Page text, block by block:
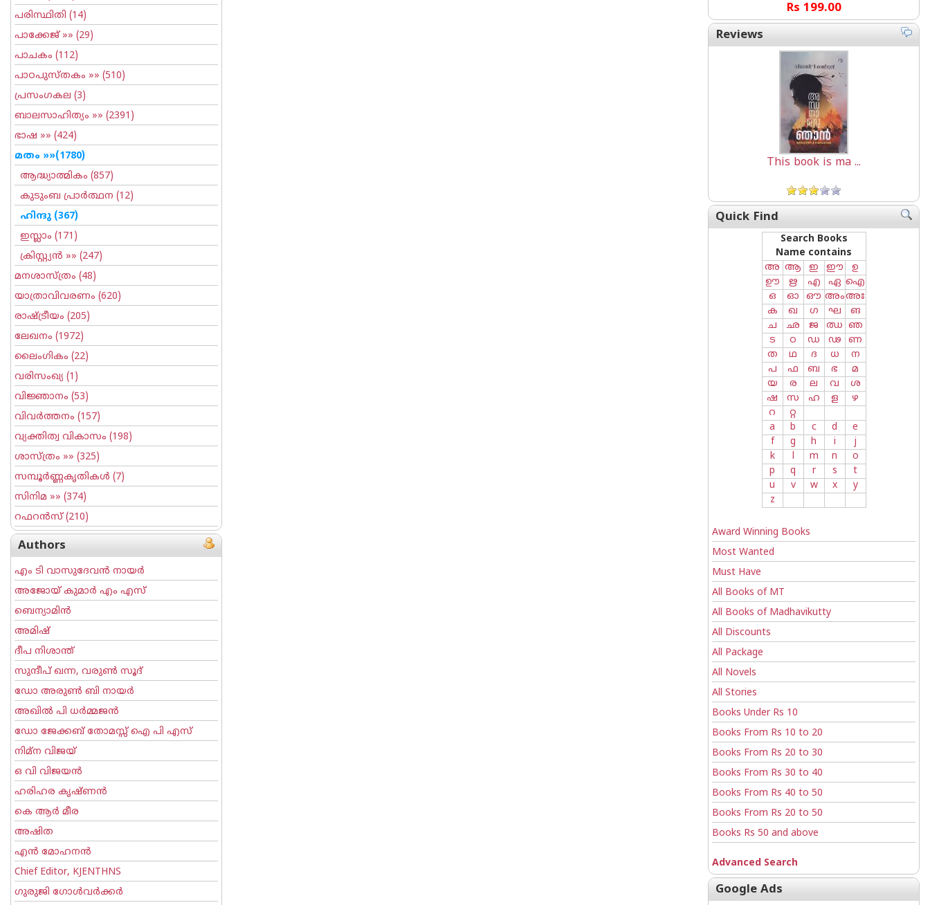
പരിസ്ഥിതി (14)
പാക്കേജ് »» (29)
പാചകം (112)
പാഠപുസ്തകം »» (510)
പ്രസംഗകല (3)
ബാലസാഹിത്യം »» (2391)
ഭാഷ »» (424)
മതം »»(1780)
ആദ്ധ്യാത്മികം (857)
കുടുംബ പ്രാര്‍ത്ഥന (12)
ഹിന്ദു (367)
ഇസ്ലാം (171)
ക്രിസ്റ്റ്യന്‍ »» (247)
മനശാസ്ത്രം (48)
യാത്രാവിവരണം (620)
രാഷ്ട്രീയം (205)
ലേഖനം (1972)
ലൈംഗികം (22)
വരിസംഖ്യ (1)
വിജ്ഞാനം (53)
വിവര്‍ത്തനം (157)
വ്യക്തിത്വ വികാസം (198)
ശാസ്ത്രം »» (325)
സമ്പൂര്‍ണ്ണകൃതികള്‍ (7)
സിനിമ »» (374)
റഫറന്‍സ്(210)
Authors
എം ടി വാസുദേവന്‍ നായര്‍
അജോയ് കുമാര്‍ എം എസ്
ബെന്യാമിന്‍
അമിഷ്
ദീപ നിശാന്ത്
സുന്ദീപ് ഖന്ന, വരുൺ സൂദ്
ഡോ അരുണ്‍ ബി നായര്‍
അഖില്‍ പി ധര്‍മ്മജന്‍
ഡോ ജേക്കബ് തോമസ്സ് ഐ പി എസ്
നിമ്ന വിജയ്
ഒ വി വിജയന്‍
ഹരിഹര കൃഷ്ണൻ
കെ ആര്‍ മീര
അഷിത
എന്‍ മോഹനന്‍
Chief Editor, KJENTHNS
ഗുരുജി ഗോള്‍‌വര്‍ക്കര്‍
Rs 199.00
Reviews
This book is ma ...
Quick Find
Search Books
Name contains
അ ആ ഇ ഈ
ഉ
ഊ
ഋ എ ഏ ഐ
ഒ
ഓ ഔ അംഅഃ
ക
ഖ ഗ ഘ
ങ
ച
ഛ ജ ഝ ഞ
ട
ഠ ഡ ഢ
ണ
ത
ഥ ദ ധ
ന
പ
ഫ ബ ഭ
മ
യ
ര ല വ
ശ
ഷ
സ ഹ ള
ഴ
റ
റ്റ
a
b c d
e
f
g h i
j
k
l m n
o
p
q r s
t
u
v w x
y
z
Award Winning Books
Most Wanted
Must Have
All Books of MT
All Books of Madhavikutty
All Discounts
All Package
All Novels
All Stories
Books Under Rs 10
Books From Rs 10 to 20
Books From Rs 20 to 30
Books From Rs 30 to 40
Books From Rs 40 to 50
Books From Rs 20 to 50
Books Rs 50 and above
Advanced Search
Google Ads